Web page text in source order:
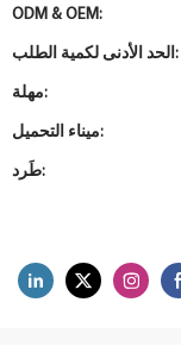
ODM & OEM:
الحد الأدنى لكمية الطلب:
مهلة:
ميناء التحميل:
طَرد: